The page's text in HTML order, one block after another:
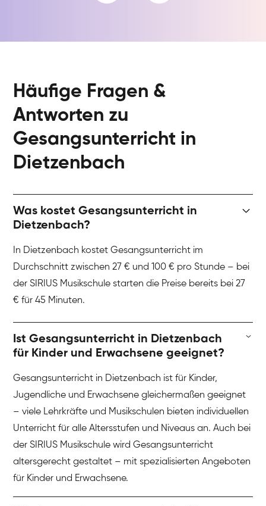
Häufige Fragen &
Antworten zu
Gesangsunterricht in
Dietzenbach
Was kostet Gesangsunterricht in
Dietzenbach?
In Dietzenbach kostet Gesangsunterricht im
Durchschnitt zwischen 27 € und 100 € pro Stunde – bei
der SIRIUS Musikschule starten die Preise bereits bei 27
€ für 45 Minuten.
Ist Gesangsunterricht in Dietzenbach
für Kinder und Erwachsene geeignet?
Gesangsunterricht in Dietzenbach ist für Kinder,
Jugendliche und Erwachsene gleichermaßen geeignet
– viele Lehrkräfte und Musikschulen bieten individuellen
Unterricht für alle Altersstufen und Niveaus an. Auch bei
der SIRIUS Musikschule wird Gesangsunterricht
altersgerecht gestaltet – mit spezialisierten Angeboten
für Kinder und Erwachsene.